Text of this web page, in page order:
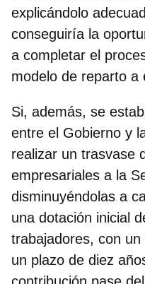
explicándolo
conseguiría la
a completar el
modelo de reparto a
Si, además, se
entre el Gobierno y
realizar un trasvase
empresariales a la
disminuyéndolas a
una dotación inicial
trabajadores, con
un plazo de diez